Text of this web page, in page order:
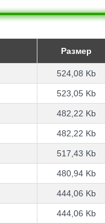
Размер
524,08 Kb
523,05 Kb
482,22 Kb
482,22 Kb
517,43 Kb
480,94 Kb
444,06 Kb
444,06 Kb